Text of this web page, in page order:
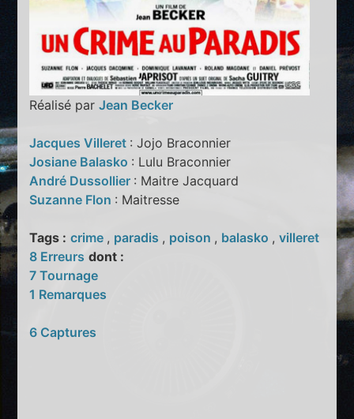
Réalisé parJean Becker
Jacques Villeret : Jojo Braconnier
Josiane Balasko : Lulu Braconnier
André Dussollier : Maitre Jacquard
Suzanne Flon : Maitresse
Tags : crime , paradis , poison , balasko ,villeret
8 Erreurs dont :
7 Tournage
1 Remarques
6 Captures